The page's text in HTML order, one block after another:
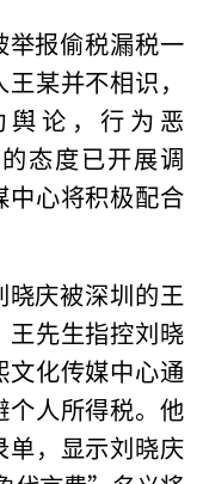
报偷税漏税一
某并不相识，
论，行为恶
态度已开展调
中心将积极配合
庆被深圳的王
王先生指控刘晓
化传媒中心通
个人所得税。他
，显示刘晓庆